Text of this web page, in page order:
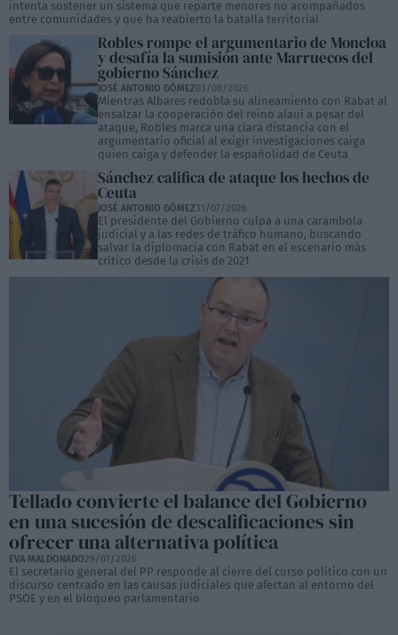
intenta sostener un sistema que reparte menores no acompañados
entre comunidades y que ha reabierto la batalla territorial
Robles rompe el argumentario de Moncloa
y desafía la sumisión ante Marruecos del
gobierno Sánchez
JOSÉ ANTONIO GÓMEZ03/08/2026
Mientras Albares redobla su alineamiento con Rabat al
ensalzar la cooperación del reino alauí a pesar del
ataque, Robles marca una clara distancia con el
argumentario oficial al exigir investigaciones caiga
quien caiga y defender la españolidad de Ceuta
Sánchez califica de ataque los hechos de
Ceuta
JOSÉ ANTONIO GÓMEZ31/07/2026
El presidente del Gobierno culpa a una carambola
judicial y a las redes de tráfico humano, buscando
salvar la diplomacia con Rabat en el escenario más
crítico desde la crisis de 2021
Tellado convierte el balance del Gobierno
en una sucesión de descalificaciones sin
ofrecer una alternativa política
EVA MALDONADO29/07/2026
El secretario general del PP responde al cierre del curso político con un
discurso centrado en las causas judiciales que afectan al entorno del
PSOE y en el bloqueo parlamentario